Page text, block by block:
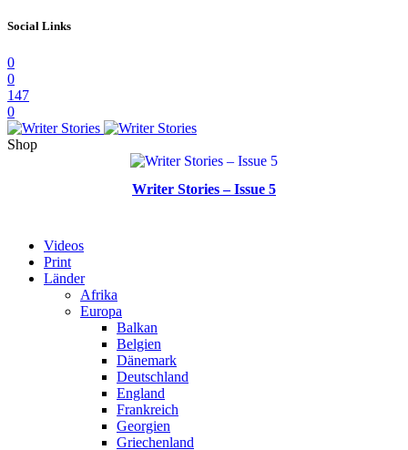
Social Links
0
0
147
0
Shop
Writer Stories – Issue 5
Videos
Print
Länder
Afrika
Europa
Balkan
Belgien
Dänemark
Deutschland
England
Frankreich
Georgien
Griechenland